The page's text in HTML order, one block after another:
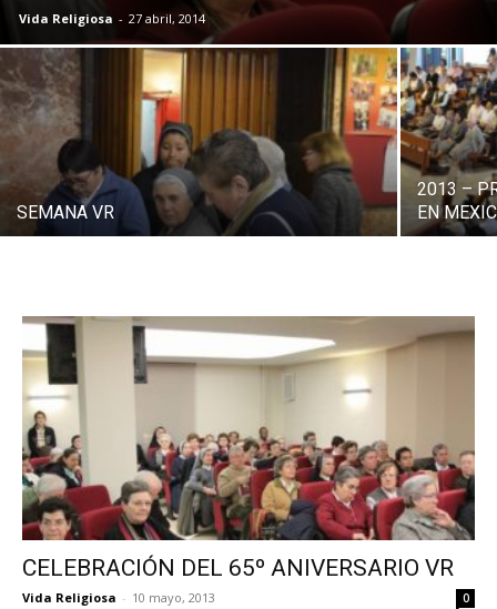
Vida Religiosa - 27 abril, 2014
SEMANA VR
2013 –
EN
CELEBRACIÓN DEL 65º ANIVERSARIO VR
Vida Religiosa - 10 mayo, 2013 0